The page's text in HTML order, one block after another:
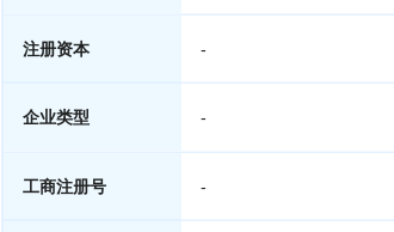
注册资本 -
企业类型 -
工商注册号 -